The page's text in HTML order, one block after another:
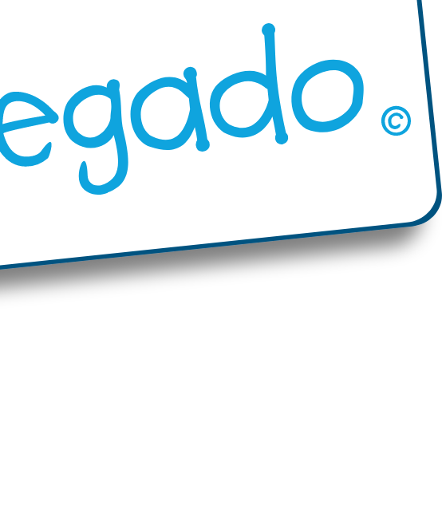
personalizadas redondas "Diseña tus propias" etiquetasMini XS